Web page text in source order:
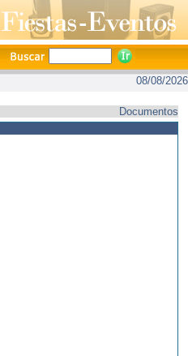
08/08/2026
Documentos